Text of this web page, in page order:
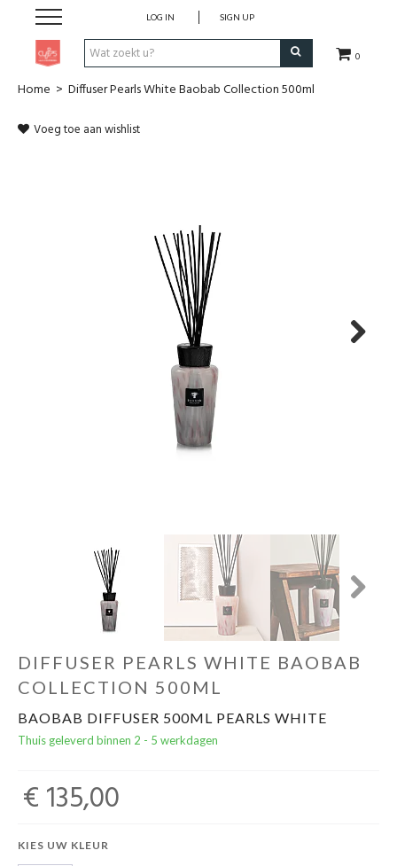
0
LOG IN SIGN UP
Pen & Papier
Cadeaubon
Acties en events
Home > Diffuser Pearls White Baobab Collection 500ml
Voeg toe aan wishlist
DIFFUSER PEARLS WHITE BAOBAB
COLLECTION 500ML
BAOBAB DIFFUSER 500ML PEARLS WHITE
Thuis geleverd binnen 2 - 5 werkdagen
€ 135,00
KIES UW KLEUR